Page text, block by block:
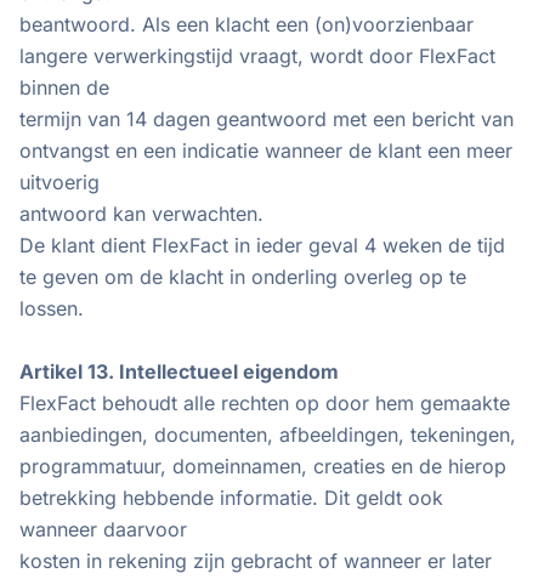
beantwoord. Als een klacht een (on)voorzienbaar
langere verwerkingstijd vraagt, wordt door FlexFact
binnen de
termijn van 14 dagen geantwoord met een bericht van
ontvangst en een indicatie wanneer de klant een meer
uitvoerig
antwoord kan verwachten.
De klant dient FlexFact in ieder geval 4 weken de tijd
te geven om de klacht in onderling overleg op te
lossen.
Artikel 13. Intellectueel eigendom
FlexFact behoudt alle rechten op door hem gemaakte
aanbiedingen, documenten, afbeeldingen, tekeningen,
programmatuur, domeinnamen, creaties en de hierop
betrekking hebbende informatie. Dit geldt ook
wanneer daarvoor
kosten in rekening zijn gebracht of wanneer er later